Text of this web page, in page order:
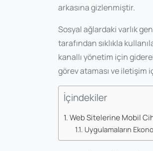
arkasına gizlenmiştir.
Sosyal ağlardaki varlık
tarafından sıklıkla
kanallı yönetim için
görev ataması ve iletişim
İçindekiler
Web Sitelerine Mobil
Uygulamaların